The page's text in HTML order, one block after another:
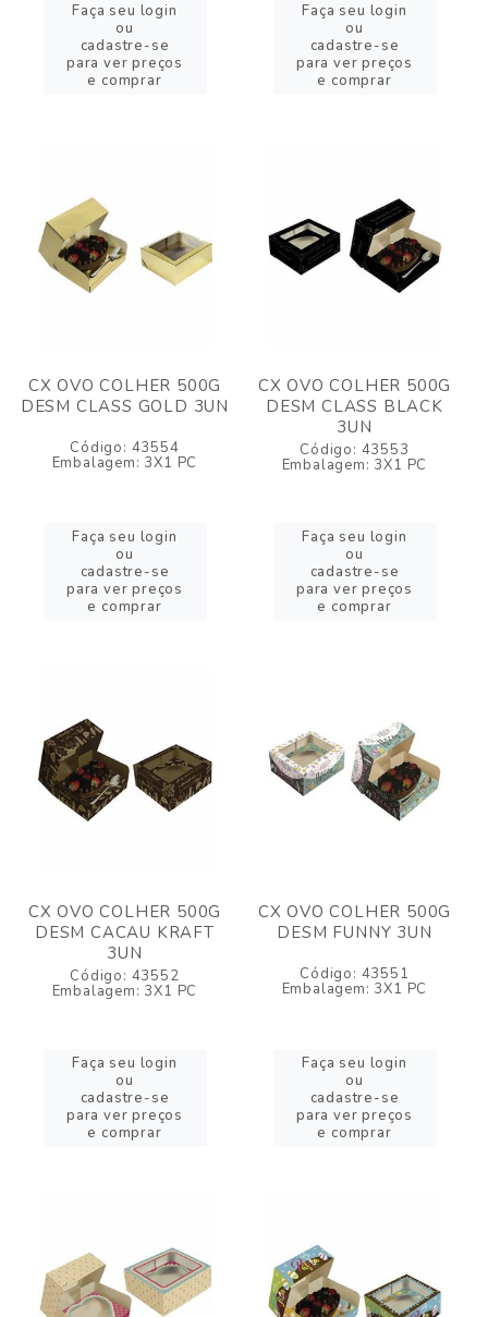
Faça seu login
ou
cadastre-se
para ver preços
e comprar
Faça seu login
ou
cadastre-se
para ver preços
e comprar
CX OVO COLHER 500G
DESM CLASS GOLD 3UN
Código: 43554
Embalagem: 3X1 PC
Faça seu login
ou
cadastre-se
para ver preços
e comprar
CX OVO COLHER 500G
DESM CLASS BLACK
3UN
Código: 43553
Embalagem: 3X1 PC
Faça seu login
ou
cadastre-se
para ver preços
e comprar
CX OVO COLHER 500G
DESM CACAU KRAFT
3UN
Código: 43552
Embalagem: 3X1 PC
Faça seu login
ou
cadastre-se
para ver preços
e comprar
CX OVO COLHER 500G
DESM FUNNY 3UN
Código: 43551
Embalagem: 3X1 PC
Faça seu login
ou
cadastre-se
para ver preços
e comprar